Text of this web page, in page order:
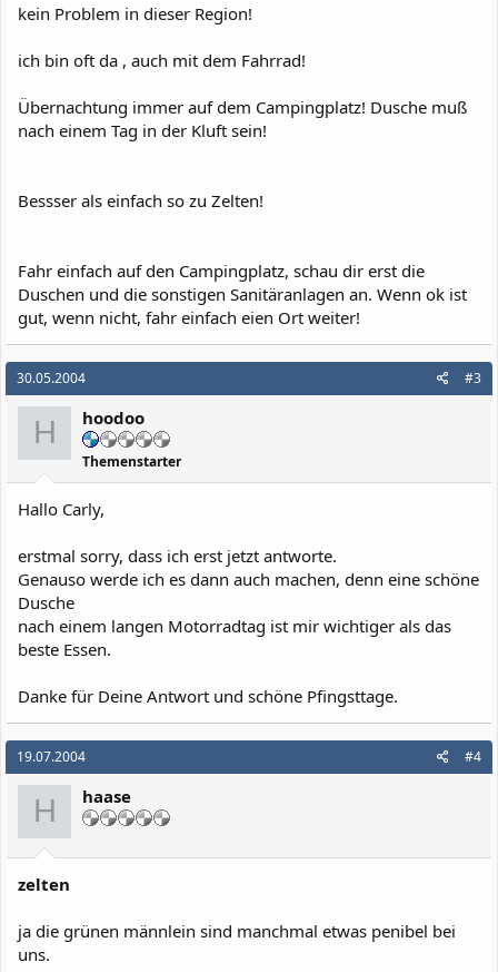
kein Problem in dieser Region!
ich bin oft da , auch mit dem Fahrrad!
Übernachtung immer auf dem Campingplatz! Dusche muß
nach einem Tag in der Kluft sein!
Bessser als einfach so zu Zelten!
Fahr einfach auf den Campingplatz, schau dir erst die
Duschen und die sonstigen Sanitäranlagen an. Wenn ok ist
gut, wenn nicht, fahr einfach eien Ort weiter!
30.05.2004 #3
H hoodoo
Themenstarter
Hallo Carly,
erstmal sorry, dass ich erst jetzt antworte.
Genauso werde ich es dann auch machen, denn eine schöne
Dusche
nach einem langen Motorradtag ist mir wichtiger als das
beste Essen.
Danke für Deine Antwort und schöne Pfingsttage.
19.07.2004 #4
H haase
zelten
ja die grünen männlein sind manchmal etwas penibel bei
uns.